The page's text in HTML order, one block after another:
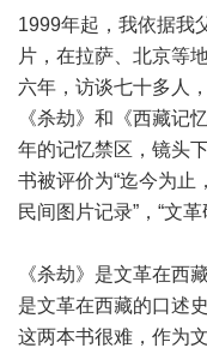
1999年起，我依据我
片，在拉萨、北京等
六年，访谈七十多人
《杀劫》和《西藏记
年的记忆禁区，镜头
书被评价为“迄今为止
民间图片记录”，“文
《杀劫》是文革在西
是文革在西藏的口述
这两本书很难，作为